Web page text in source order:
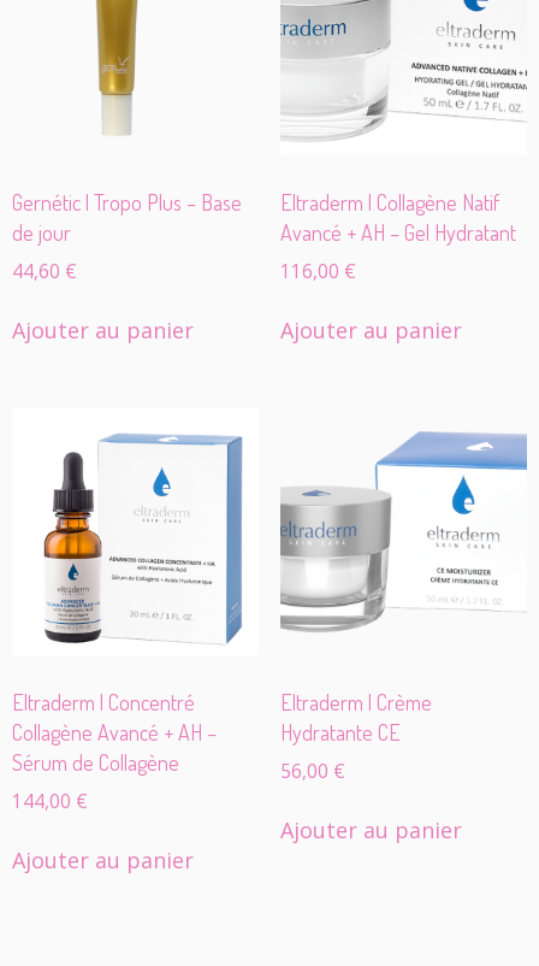
Gernétic | Tropo Plus – Base
de jour
44,60 €
Ajouter au panier
Eltraderm | Collagène Natif
Avancé + AH – Gel Hydratant
116,00 €
Ajouter au panier
Eltraderm | Concentré
Collagène Avancé + AH –
Sérum de Collagène
144,00 €
Ajouter au panier
Eltraderm | Crème
Hydratante CE
56,00 €
Ajouter au panier